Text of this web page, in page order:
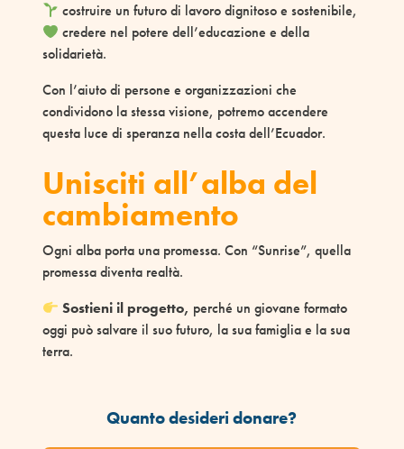
costruire un futuro di lavoro dignitoso e sostenibile,
credere nel potere dell’educazione e della
solidarietà.
Con l’aiuto di persone e organizzazioni che
condividono la stessa visione, potremo accendere
questa luce di speranza nella costa dell’Ecuador.
Unisciti all’alba del
cambiamento
Ogni alba porta una promessa. Con “Sunrise”, quella
promessa diventa realtà.
Sostieni il progetto, perché un giovane formato
oggi può salvare il suo futuro, la sua famiglia e la sua
terra.
Quanto desideri donare?